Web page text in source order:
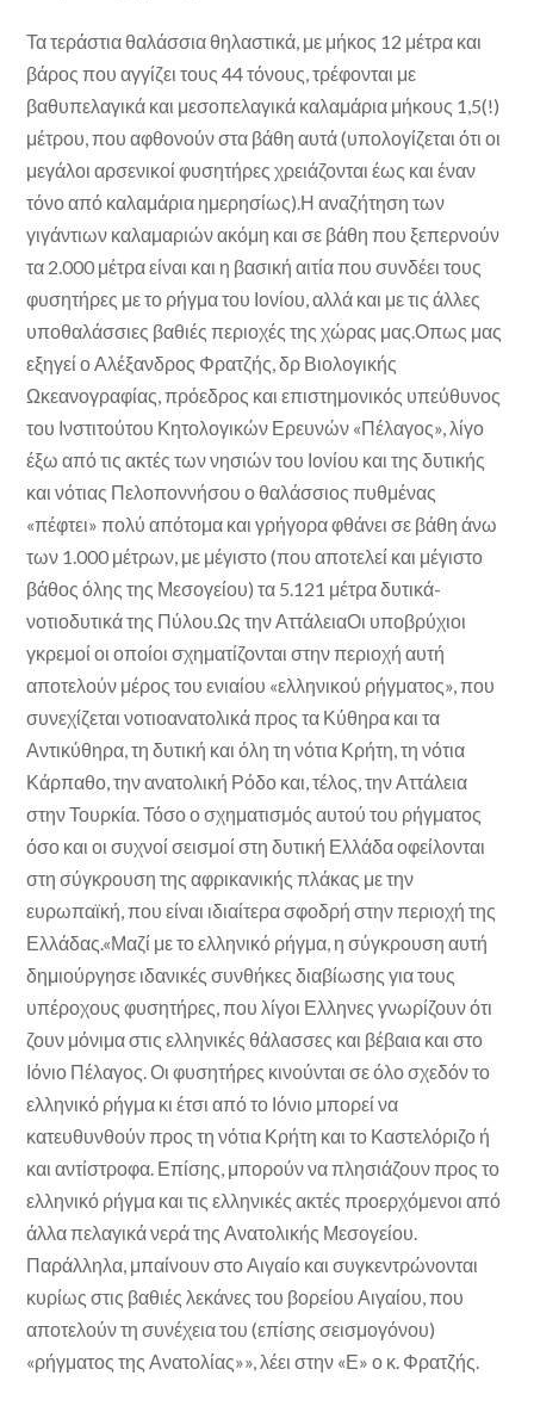
Τα τεράστια θαλάσσια θηλαστικά, με μήκος 12 μέτρα και
βάρος που αγγίζει τους 44 τόνους, τρέφονται με
βαθυπελαγικά και μεσοπελαγικά καλαμάρια μήκους 1,5(!)
μέτρου, που αφθονούν στα βάθη αυτά (υπολογίζεται ότι οι
μεγάλοι αρσενικοί φυσητήρες χρειάζονται έως και έναν
τόνο από καλαμάρια ημερησίως).Η αναζήτηση των
γιγάντιων καλαμαριών ακόμη και σε βάθη που ξεπερνούν
τα 2.000 μέτρα είναι και η βασική αιτία που συνδέει τους
φυσητήρες με το ρήγμα του Ιονίου, αλλά και με τις άλλες
υποθαλάσσιες βαθιές περιοχές της χώρας μας.Οπως μας
εξηγεί ο Αλέξανδρος Φρατζής, δρ Βιολογικής
Ωκεανογραφίας, πρόεδρος και επιστημονικός υπεύθυνος
του Ινστιτούτου Κητολογικών Ερευνών «Πέλαγος», λίγο
έξω από τις ακτές των νησιών του Ιονίου και της δυτικής
και νότιας Πελοποννήσου ο θαλάσσιος πυθμένας
«πέφτει» πολύ απότομα και γρήγορα φθάνει σε βάθη άνω
των 1.000 μέτρων, με μέγιστο (που αποτελεί και μέγιστο
βάθος όλης της Μεσογείου) τα 5.121 μέτρα δυτικά-
νοτιοδυτικά της Πύλου.Ως την ΑττάλειαΟι υποβρύχιοι
γκρεμοί οι οποίοι σχηματίζονται στην περιοχή αυτή
αποτελούν μέρος του ενιαίου «ελληνικού ρήγματος», που
συνεχίζεται νοτιοανατολικά προς τα Κύθηρα και τα
Αντικύθηρα, τη δυτική και όλη τη νότια Κρήτη, τη νότια
Κάρπαθο, την ανατολική Ρόδο και, τέλος, την Αττάλεια
στην Τουρκία. Τόσο ο σχηματισμός αυτού του ρήγματος
όσο και οι συχνοί σεισμοί στη δυτική Ελλάδα οφείλονται
στη σύγκρουση της αφρικανικής πλάκας με την
ευρωπαϊκή, που είναι ιδιαίτερα σφοδρή στην περιοχή της
Ελλάδας.«Μαζί με το ελληνικό ρήγμα, η σύγκρουση αυτή
δημιούργησε ιδανικές συνθήκες διαβίωσης για τους
υπέροχους φυσητήρες, που λίγοι Ελληνες γνωρίζουν ότι
ζουν μόνιμα στις ελληνικές θάλασσες και βέβαια και στο
Ιόνιο Πέλαγος. Οι φυσητήρες κινούνται σε όλο σχεδόν το
ελληνικό ρήγμα κι έτσι από το Ιόνιο μπορεί να
κατευθυνθούν προς τη νότια Κρήτη και το Καστελόριζο ή
και αντίστροφα. Επίσης, μπορούν να πλησιάζουν προς το
ελληνικό ρήγμα και τις ελληνικές ακτές προερχόμενοι από
άλλα πελαγικά νερά της Ανατολικής Μεσογείου.
Παράλληλα, μπαίνουν στο Αιγαίο και συγκεντρώνονται
κυρίως στις βαθιές λεκάνες του βορείου Αιγαίου, που
αποτελούν τη συνέχεια του (επίσης σεισμογόνου)
«ρήγματος της Ανατολίας»», λέει στην «Ε» ο κ. Φρατζής.